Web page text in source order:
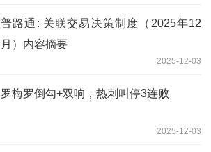
普路通: 关联交易决策制度（2025年12
月）内容摘要
2025-12-03
罗梅罗倒勾+双响，热刺叫停3连败
2025-12-03